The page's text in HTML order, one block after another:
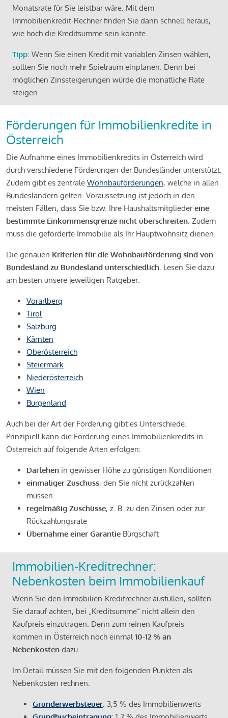
Monatsrate für Sie leistbar wäre. Mit dem
Immobilienkredit-Rechner finden Sie dann schnell heraus,
wie hoch die Kreditsumme sein könnte.
Tipp: Wenn Sie einen Kredit mit variablen Zinsen wählen,
sollten Sie noch mehr Spielraum einplanen. Denn bei
möglichen Zinssteigerungen würde die monatliche Rate
steigen.
Förderungen für Immobilienkredite in
Österreich
Die Aufnahme eines Immobilienkredits in Österreich wird
durch verschiedene Förderungen der Bundesländer unterstützt.
Zudem gibt es zentrale Wohnbauförderungen, welche in allen
Bundesländern gelten. Voraussetzung ist jedoch in den
meisten Fällen, dass Sie bzw. Ihre Haushaltsmitgliedereine
bestimmte Einkommensgrenze nicht überschreiten. Zudem
muss die geförderte Immobilie als Ihr Hauptwohnsitz dienen.
Die genauen Kriterien für die Wohnbauförderung sind von
Bundesland zu Bundesland unterschiedlich. Lesen Sie dazu
am besten unsere jeweiligen Ratgeber:
Vorarlberg
Tirol
Salzburg
Kärnten
Oberösterreich
Steiermark
Niederösterreich
Wien
Burgenland
Auch bei der Art der Förderung gibt es Unterschiede.
Prinzipiell kann die Förderung eines Immobilienkredits in
Österreich auf folgende Arten erfolgen:
Darlehen in gewisser Höhe zu günstigen Konditionen
einmaliger Zuschuss, den Sie nicht zurückzahlen
müssen
regelmäßig Zuschüsse, z. B. zu den Zinsen oder zur
Rückzahlungsrate
Übernahme einer Garantie Bürgschaft
Immobilien-Kreditrechner:
Nebenkosten beim Immobilienkauf
Wenn Sie den Immobilien-Kreditrechner ausfüllen, sollten
Sie darauf achten, bei „Kreditsumme“ nicht allein den
Kaufpreis einzutragen. Denn zum reinen Kaufpreis
kommen in Österreich noch einmal10-12 % an
Nebenkosten dazu.
Im Detail müssen Sie mit den folgenden Punkten als
Nebenkosten rechnen:
Grunderwerbsteuer: 3,5 % des Immobilienwerts